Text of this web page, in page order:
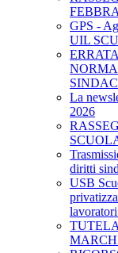
GPS -
UIL
La
2026
diritti
USB